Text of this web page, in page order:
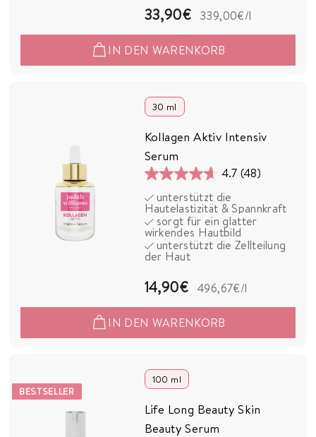
Bewertungen
33,90€3
3
,
339,00€/l
IN DEN WARENKORB
30 ml
Kollagen Aktiv Intensiv
Serum
4.7 (48)
4.7
von
5
Sternen.
48
unterstützt die
Hautelastizität & Spannkraft
sorgt für ein glatter
wirkendes Hautbild
unterstützt die Zellteilung
der Haut
14,90€1
4
,
0
496,67€/l
IN DEN WARENKORB
BESTSELLER
100 ml
Life Long Beauty Skin
Beauty Serum